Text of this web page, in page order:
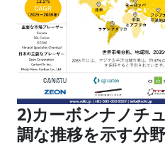
2)カーボンナノチ
調な推移を示す分野